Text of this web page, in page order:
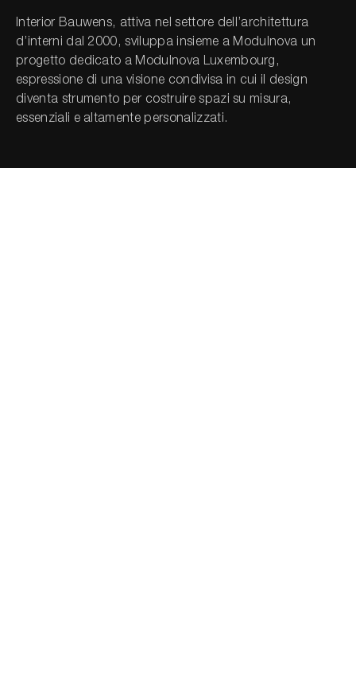
Cerca nel sito...
Interior Bauwens, attiva nel settore dell’architettura
d’interni dal 2000, sviluppa insieme a Modulnova un
progetto dedicato a Modulnova Luxembourg,
espressione di una visione condivisa in cui il design
diventa strumento per costruire spazi su misura,
essenziali e altamente personalizzati.